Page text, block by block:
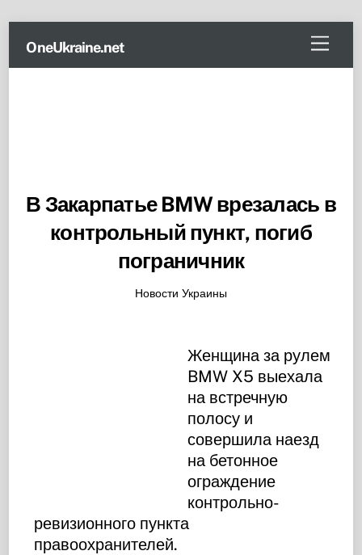
content
Menu
OneUkraine.net
В Закарпатье BMW врезалась в
контрольный пункт, погиб
пограничник
Новости Украины
Женщина за рулем
BMW X5 выехала
на встречную
полосу и
совершила наезд
на бетонное
ограждение
контрольно-
ревизионного пункта
правоохранителей.